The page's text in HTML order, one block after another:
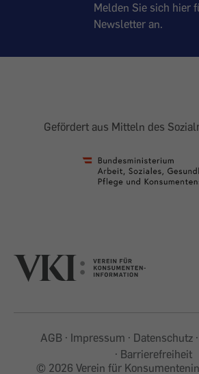
Melden Sie sich hier
Newsletter an.
Gefördert aus Mitteln des
AGB Impressum Datenschutz
Barrierefreiheit
© 2026 Verein für